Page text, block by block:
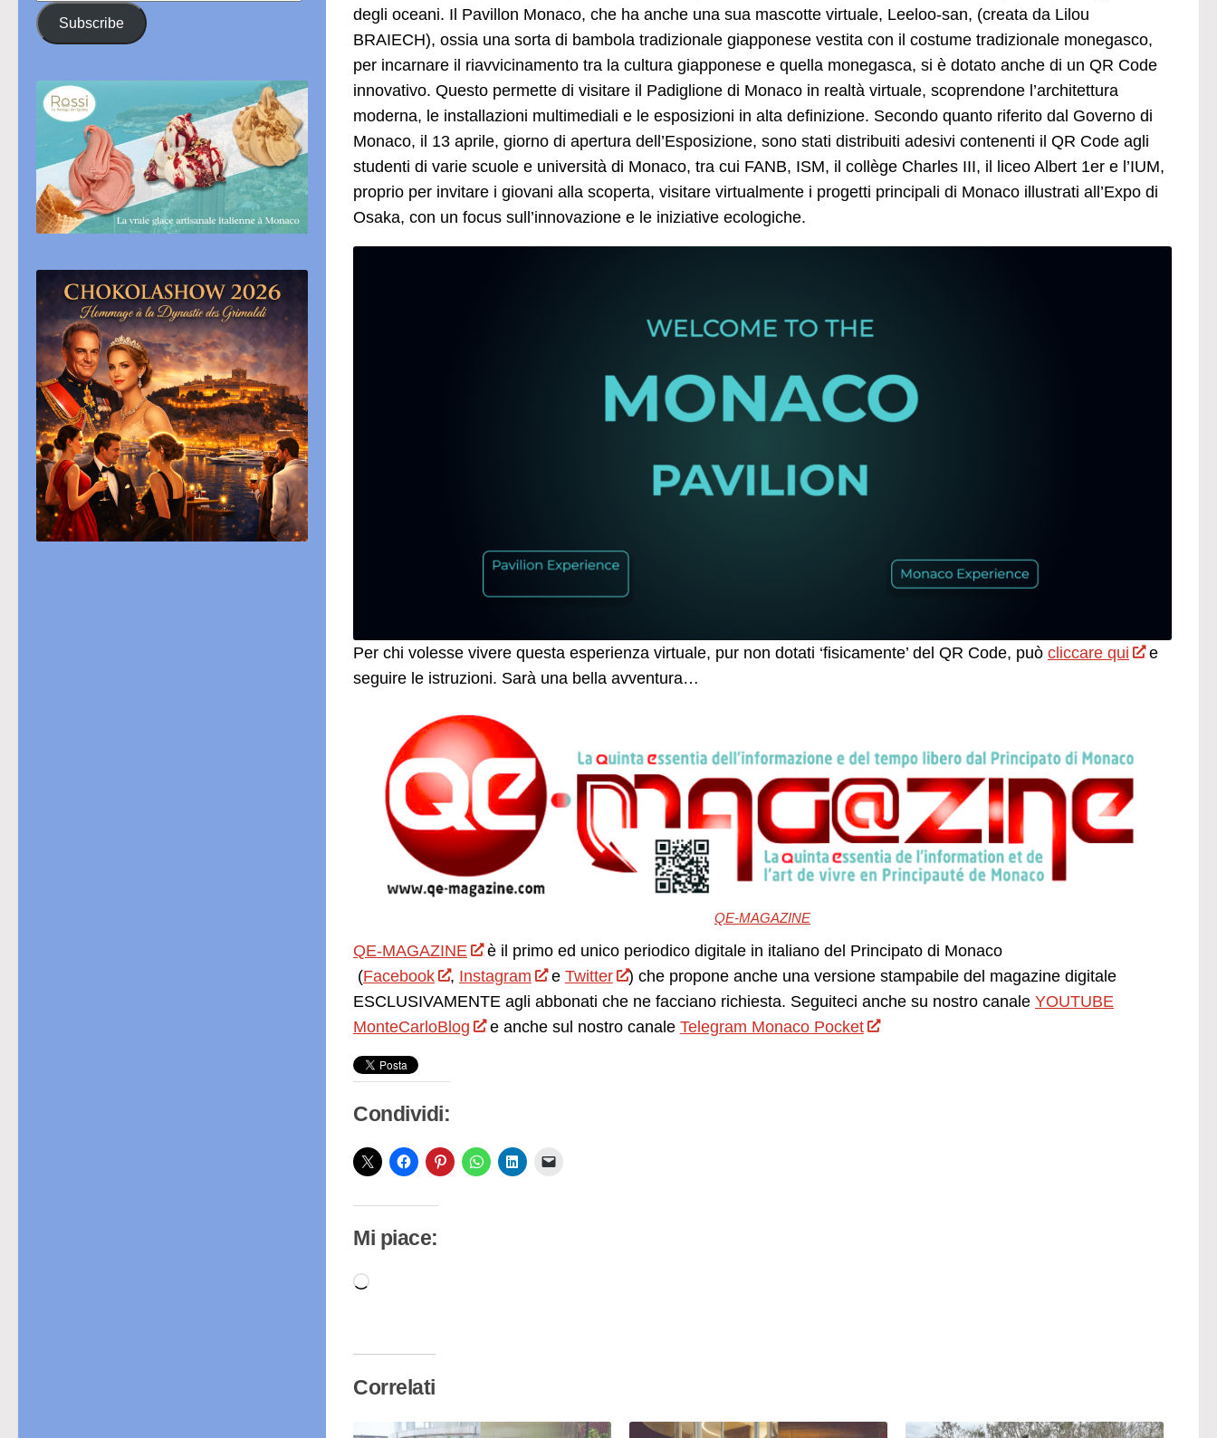
degli oceani. Il Pavillon Monaco, che ha anche una sua mascotte virtuale, Leeloo-san, (creata da Lilou
BRAIECH), ossia una sorta di bambola tradizionale giapponese vestita con il costume tradizionale monegasco,
per incarnare il riavvicinamento tra la cultura giapponese e quella monegasca, si è dotato anche di un QR Code
innovativo. Questo permette di visitare il Padiglione di Monaco in realtà virtuale, scoprendone l’architettura
moderna, le installazioni multimediali e le esposizioni in alta definizione. Secondo quanto riferito dal Governo di
Monaco, il 13 aprile, giorno di apertura dell’Esposizione, sono stati distribuiti adesivi contenenti il QR Code agli
studenti di varie scuole e università di Monaco, tra cui FANB, ISM, il collège Charles III, il liceo Albert 1er e l’IUM,
proprio per invitare i giovani alla scoperta, visitare virtualmente i progetti principali di Monaco illustrati all’Expo di
Osaka, con un focus sull’innovazione e le iniziative ecologiche.
Per chi volesse vivere questa esperienza virtuale, pur non dotati ‘fisicamente’ del QR Code, può cliccare qui
e
seguire le istruzioni. Sarà una bella avventura…
QE-MAGAZINE
QE-MAGAZINE
è il primo ed unico periodico digitale in italiano del Principato di Monaco
(Facebook , Instagram e Twitter
) che propone anche una versione stampabile del magazine digitale
ESCLUSIVAMENTE agli abbonati che ne facciano richiesta. Seguiteci anche su nostro canale YOUTUBE
MonteCarloBlog
e anche sul nostro canale Telegram Monaco Pocket
Condividi:
Mi piace:
Caricamento
Correlati
Address
Subscribe